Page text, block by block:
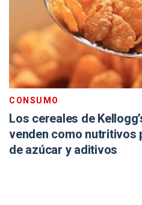
CONSUMO
Los cereales de
venden como nutritivos
de azúcar y aditivos